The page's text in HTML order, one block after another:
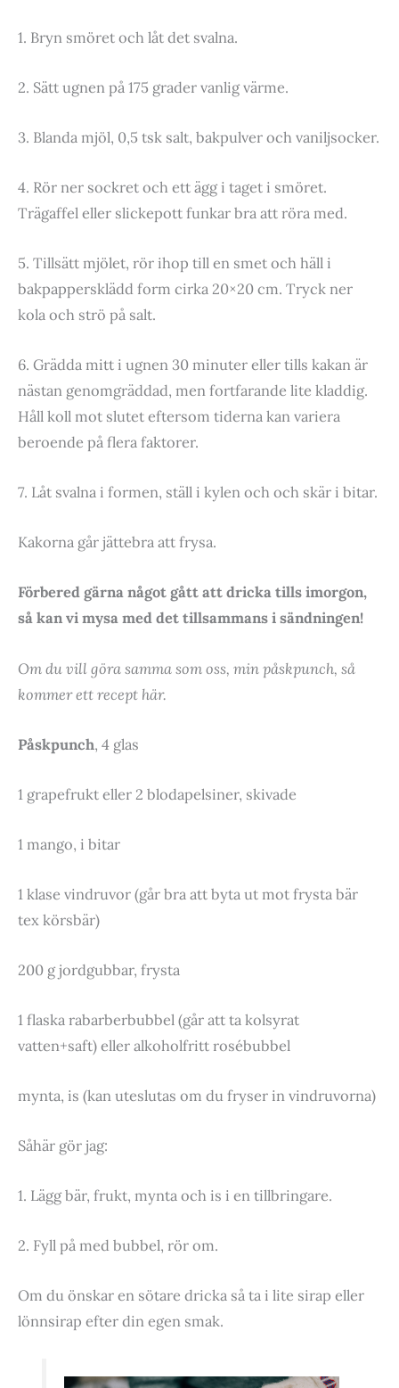
1. Bryn smöret och låt det svalna.
2. Sätt ugnen på 175 grader vanlig värme.
3. Blanda mjöl, 0,5 tsk salt, bakpulver och vaniljsocker.
4. Rör ner sockret och ett ägg i taget i smöret.
Trägaffel eller slickepott funkar bra att röra med.
5. Tillsätt mjölet, rör ihop till en smet och häll i
bakpappersklädd form cirka 20×20 cm. Tryck ner
kola och strö på salt.
6. Grädda mitt i ugnen 30 minuter eller tills kakan är
nästan genomgräddad, men fortfarande lite kladdig.
Håll koll mot slutet eftersom tiderna kan variera
beroende på flera faktorer.
7. Låt svalna i formen, ställ i kylen och och skär i bitar.
Kakorna går jättebra att frysa.
Förbered gärna något gått att dricka tills imorgon,
så kan vi mysa med det tillsammans i sändningen!
Om du vill göra samma som oss, min påskpunch, så
kommer ett recept här.
Påskpunch, 4 glas
1 grapefrukt eller 2 blodapelsiner, skivade
1 mango, i bitar
1 klase vindruvor (går bra att byta ut mot frysta bär
tex körsbär)
200 g jordgubbar, frysta
1 flaska rabarberbubbel (går att ta kolsyrat
vatten+saft) eller alkoholfritt rosébubbel
mynta, is (kan uteslutas om du fryser in vindruvorna)
Såhär gör jag:
1. Lägg bär, frukt, mynta och is i en tillbringare.
2. Fyll på med bubbel, rör om.
Om du önskar en sötare dricka så ta i lite sirap eller
lönnsirap efter din egen smak.